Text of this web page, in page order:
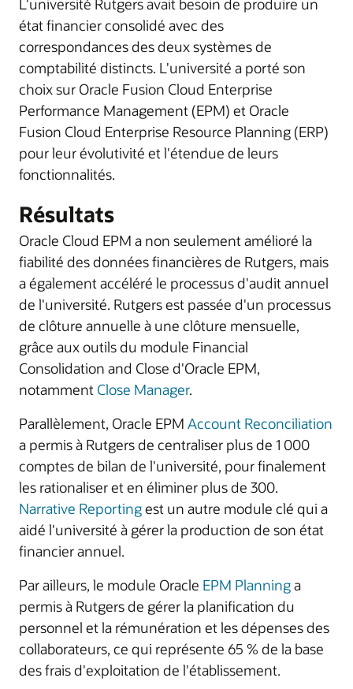
L'université Rutgers avait besoin de produire un
état financier consolidé avec des
correspondances des deux systèmes de
comptabilité distincts. L'université a porté son
choix sur Oracle Fusion Cloud Enterprise
Performance Management (EPM) et Oracle
Fusion Cloud Enterprise Resource Planning (ERP)
pour leur évolutivité et l'étendue de leurs
fonctionnalités.
Résultats
Oracle Cloud EPM a non seulement amélioré la
fiabilité des données financières de Rutgers, mais
a également accéléré le processus d'audit annuel
de l'université. Rutgers est passée d'un processus
de clôture annuelle à une clôture mensuelle,
grâce aux outils du module Financial
Consolidation and Close d'Oracle EPM,
notamment Close Manager.
Parallèlement, Oracle EPM Account Reconciliation
a permis à Rutgers de centraliser plus de 1 000
comptes de bilan de l'université, pour finalement
les rationaliser et en éliminer plus de 300.
Narrative Reportingest un autre module clé qui a
aidé l'université à gérer la production de son état
financier annuel.
Par ailleurs, le module Oracle EPM Planninga
permis à Rutgers de gérer la planification du
personnel et la rémunération et les dépenses des
collaborateurs, ce qui représente 65 % de la base
des frais d'exploitation de l'établissement.